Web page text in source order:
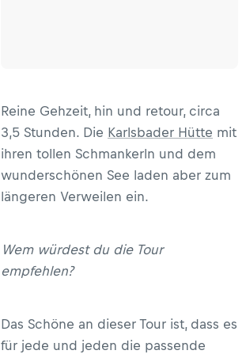
Reine Gehzeit, hin und retour, circa
3,5 Stunden. Die Karlsbader Hütte mit
ihren tollen Schmankerln und dem
wunderschönen See laden aber zum
längeren Verweilen ein.
Wem würdest du die Tour
empfehlen?
Das Schöne an dieser Tour ist, dass es
für jede und jeden die passende